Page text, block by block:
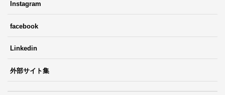
Instagram
facebook
Linkedin
外部サイト集